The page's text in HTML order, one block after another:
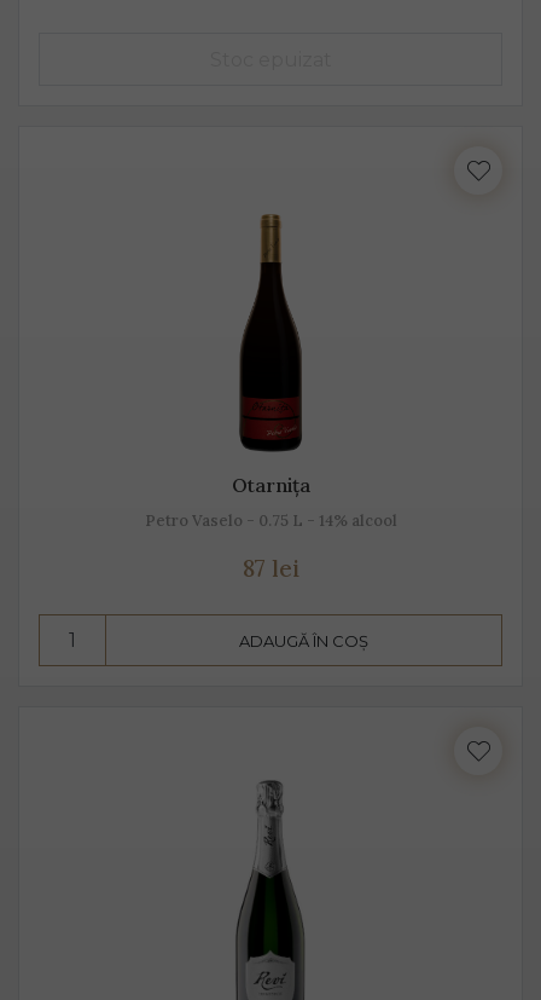
Otarnița
Petro Vaselo - 0.75 L - 14% alcool
87 lei
ADAUGĂ ÎN COȘ